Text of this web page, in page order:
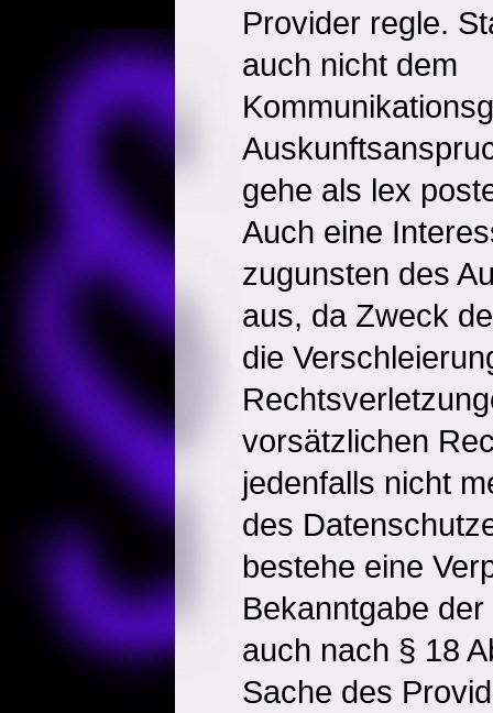
Provider regle.
auch nicht dem
gehe als lex
Auch eine
zugunsten des
aus, da Zweck
die
vorsätzlichen
jedenfalls nicht
des
bestehe eine
Bekanntgabe
auch nach § 18
Sache des